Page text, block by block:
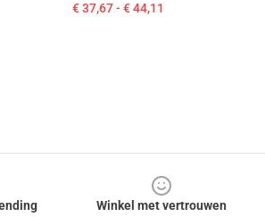
€ 37,67 - € 44,11
Winkel met vertrouwen